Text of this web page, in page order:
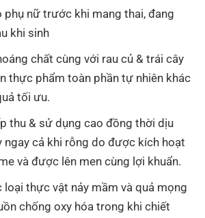
phụ nữ trước khi mang thai, đang
khi sinh
chất cùng với rau củ & trái cây
thực phẩm toàn phần tự nhiên khác
tối ưu.
thu & sử dụng cao đồng thời dịu
ngay cả khi rỗng do được kích hoạt
và được lên men cùng lợi khuẩn.
loại thực vật nảy mầm và quả mọng
chống oxy hóa trong khi chiết